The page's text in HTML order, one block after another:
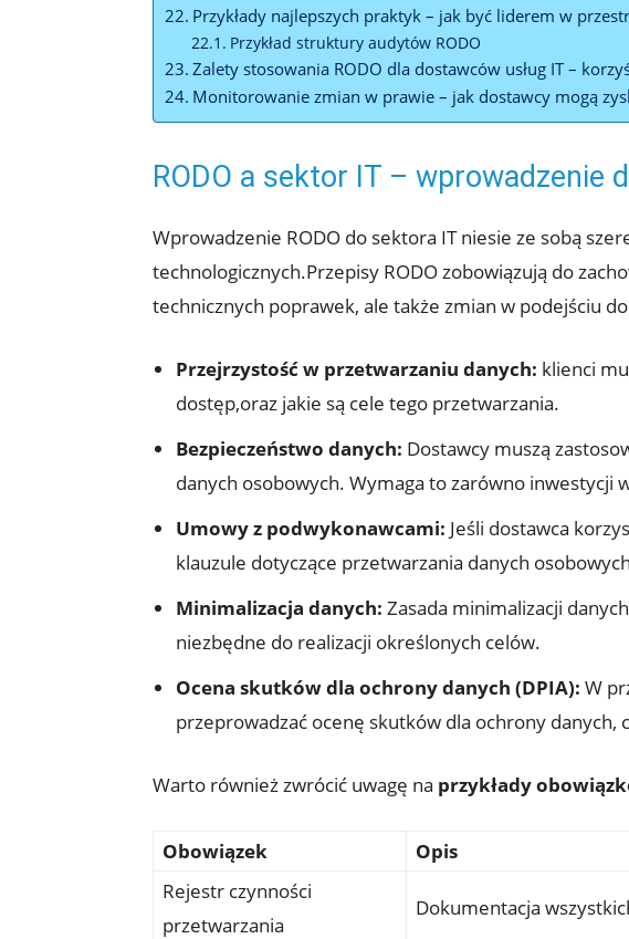
Przykłady najlepszych praktyk – jak być liderem w
Przykład struktury audytów RODO
Zalety stosowania RODO dla dostawców usług IT –
Monitorowanie zmian w prawie – jak dostawcy mogą
RODO a sektor IT – wprowadzenie
Wprowadzenie RODO do sektora IT niesie ze sobą
technologicznych.Przepisy RODO zobowiązują do
technicznych poprawek, ale także zmian w podejściu
Przejrzystość w przetwarzaniu danych: klienci
dostęp,oraz jakie są cele tego przetwarzania.
Bezpieczeństwo danych: Dostawcy muszą
danych osobowych. Wymaga to zarówno inwestycji
Umowy z podwykonawcami: Jeśli dostawca
klauzule dotyczące przetwarzania danych
Minimalizacja danych: Zasada minimalizacji
niezbędne do realizacji określonych celów.
Ocena skutków dla ochrony danych (DPIA): W
przeprowadzać ocenę skutków dla ochrony danych,
Warto również zwrócić uwagę na przykłady
Obowiązek
Opis
Rejestr czynności
przetwarzania
Dokumentacja